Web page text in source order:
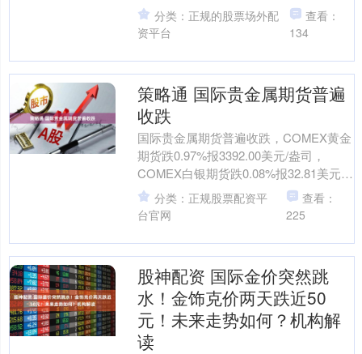
分类：正规的股票场外配
资平台
查看：
134
策略通 国际贵金属期货普遍
收跌
国际贵金属期货普遍收跌，COMEX黄金
期货跌0.97%报3392.00美元/盎司，
COMEX白银期货跌0.08%报32.81美元/
盎司。....
分类：正规股票配资平
台官网
查看：
225
股神配资 国际金价突然跳
水！金饰克价两天跌近50
元！未来走势如何？机构解
读